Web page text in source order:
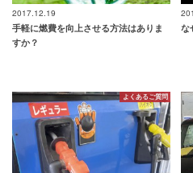
2017.12.19
手軽に燃費を向上させる方法はありま
すか？
な
よくあるご質問